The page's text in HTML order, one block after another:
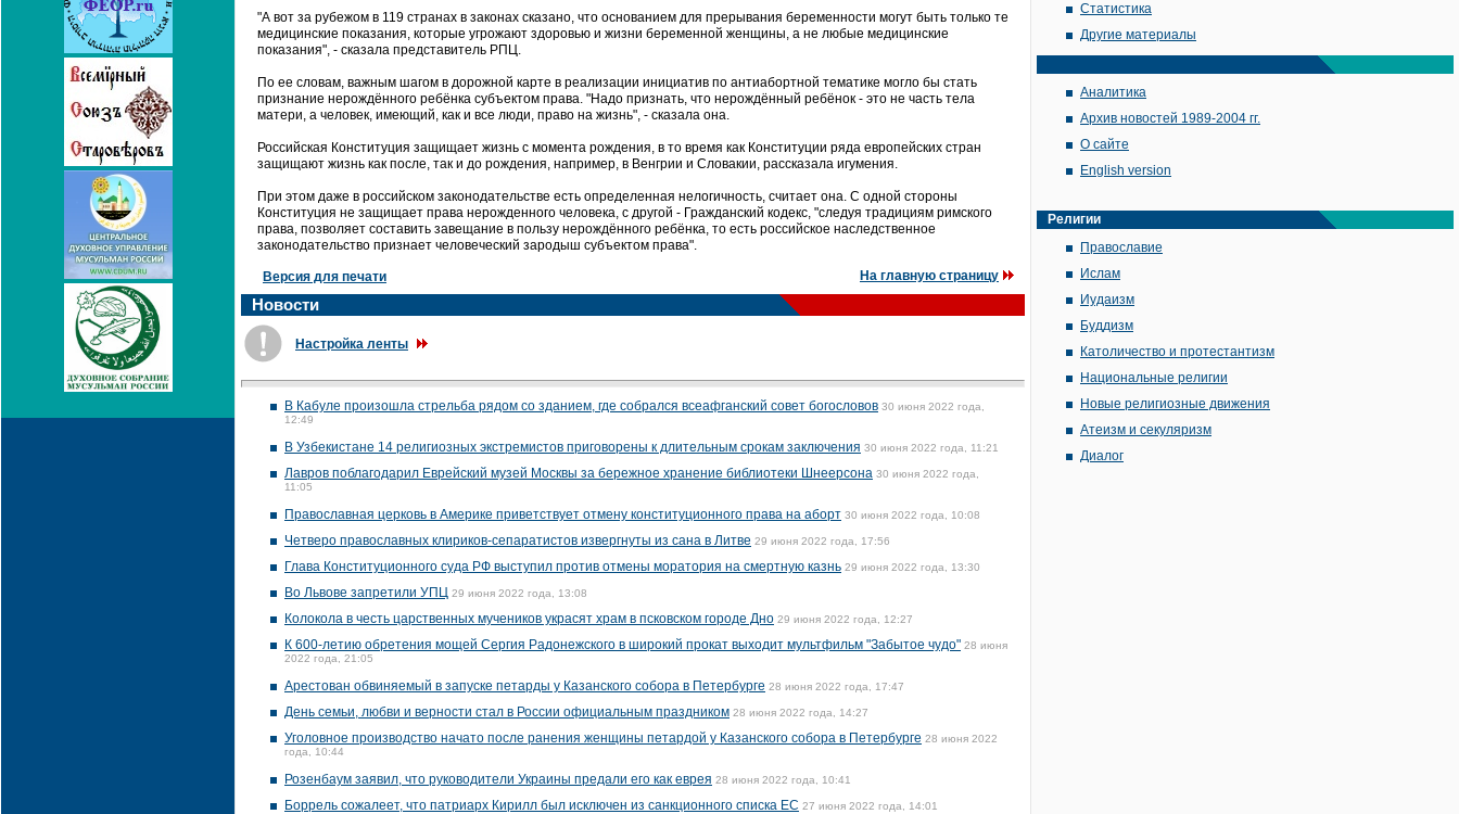
"А вот за рубежом в 119 странах в законах сказано, что основанием для прерывания беременности могут быть только те
медицинские показания, которые угрожают здоровью и жизни беременной женщины, а не любые медицинские
показания", - сказала представитель РПЦ.
По ее словам, важным шагом в дорожной карте в реализации инициатив по антиабортной тематике могло бы стать
признание нерождённого ребёнка субъектом права. "Надо признать, что нерождённый ребёнок - это не часть тела
матери, а человек, имеющий, как и все люди, право на жизнь", - сказала она.
Российская Конституция защищает жизнь с момента рождения, в то время как Конституции ряда европейских стран
защищают жизнь как после, так и до рождения, например, в Венгрии и Словакии, рассказала игумения.
При этом даже в российском законодательстве есть определенная нелогичность, считает она. С одной стороны
Конституция не защищает права нерожденного человека, с другой - Гражданский кодекс, "следуя традициям римского
права, позволяет составить завещание в пользу нерождённого ребёнка, то есть российское наследственное
законодательство признает человеческий зародыш субъектом права".
Версия для печати На главную страницу
Новости
Настройка ленты
В Кабуле произошла стрельба рядом со зданием, где собрался всеафганский совет богословов 30 июня 2022 года,
12:49
В Узбекистане 14 религиозных экстремистов приговорены к длительным срокам заключения 30 июня 2022 года, 11:21
Лавров поблагодарил Еврейский музей Москвы за бережное хранение библиотеки Шнеерсона 30 июня 2022 года,
11:05
Православная церковь в Америке приветствует отмену конституционного права на аборт 30 июня 2022 года, 10:08
Четверо православных клириков-сепаратистов извергнуты из сана в Литве 29 июня 2022 года, 17:56
Глава Конституционного суда РФ выступил против отмены моратория на смертную казнь 29 июня 2022 года, 13:30
Во Львове запретили УПЦ 29 июня 2022 года, 13:08
Колокола в честь царственных мучеников украсят храм в псковском городе Дно 29 июня 2022 года, 12:27
К 600-летию обретения мощей Сергия Радонежского в широкий прокат выходит мультфильм "Забытое чудо" 28 июня
2022 года, 21:05
Арестован обвиняемый в запуске петарды у Казанского собора в Петербурге 28 июня 2022 года, 17:47
День семьи, любви и верности стал в России официальным праздником 28 июня 2022 года, 14:27
Уголовное производство начато после ранения женщины петардой у Казанского собора в Петербурге 28 июня 2022
года, 10:44
Розенбаум заявил, что руководители Украины предали его как еврея 28 июня 2022 года, 10:41
Боррель сожалеет, что патриарх Кирилл был исключен из санкционного списка ЕС 27 июня 2022 года, 14:01
Статистика
Другие материалы
Аналитика
Архив новостей 1989-2004 гг.
О сайте
English version
Религии
Православие
Ислам
Иудаизм
Буддизм
Католичество и протестантизм
Национальные религии
Новые религиозные движения
Атеизм и секуляризм
Диалог